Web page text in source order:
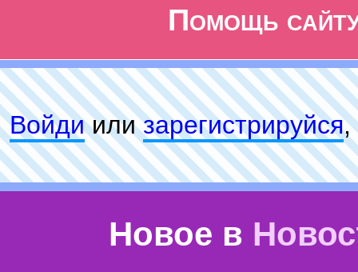
Помощь
Войдиилизарeгиcтpируйся,
Новое в